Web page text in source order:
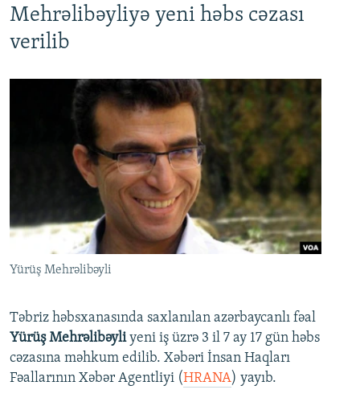
Mehrəlibəyliyə yeni həbs cəzası
verilib
Yürüş Mehrəlibəyli
Təbriz həbsxanasında saxlanılan azərbaycanlı fəal
Yürüş Mehrəlibəyliyeni iş üzrə 3 il 7 ay 17 gün həbs
cəzasına məhkum edilib. Xəbəri İnsan Haqları
Fəallarının Xəbər Agentliyi (HRANA) yayıb.